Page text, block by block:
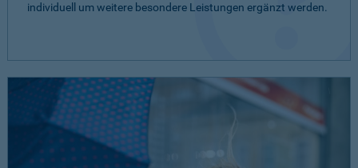
individuell um weitere besondere Leistungen ergänzt werden.